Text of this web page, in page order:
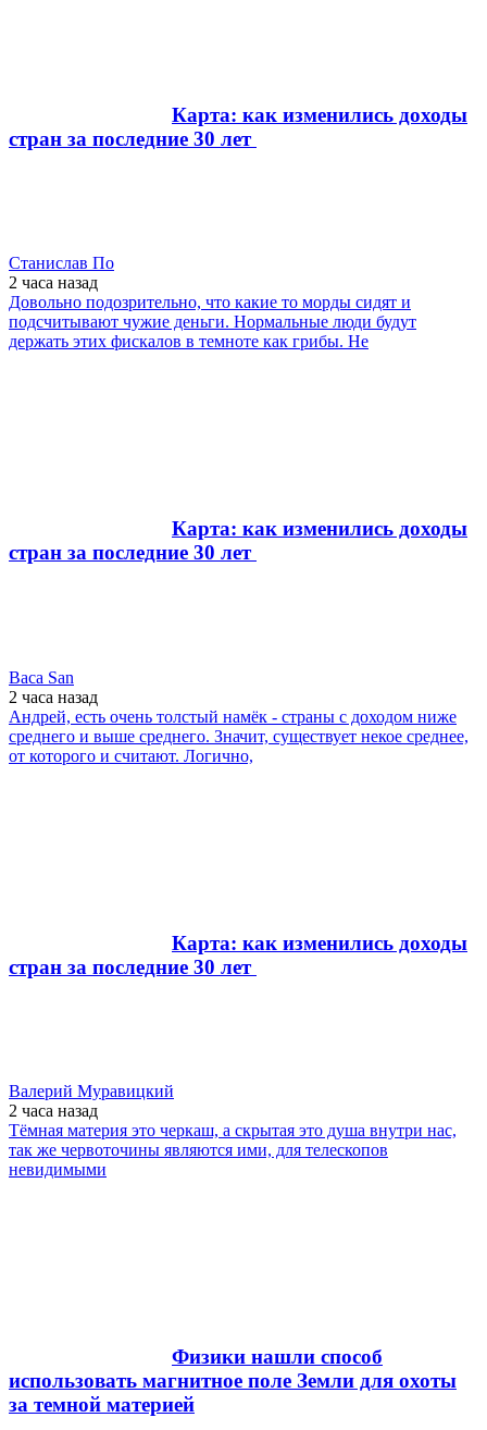
Карта: как изменились доходы
стран за последние 30 лет
Станислав По
2 часа назад
Довольно подозрительно, что какие то морды сидят и
подсчитывают чужие деньги. Нормальные люди будут
держать этих фискалов в темноте как грибы. Не
Карта: как изменились доходы
стран за последние 30 лет
Baca San
2 часа назад
Андрей, есть очень толстый намёк - страны с доходом ниже
среднего и выше среднего. Значит, существует некое среднее,
от которого и считают. Логично,
Карта: как изменились доходы
стран за последние 30 лет
Валерий Муравицкий
2 часа назад
Тёмная материя это черкаш, а скрытая это душа внутри нас,
так же червоточины являются ими, для телескопов
невидимыми
Физики нашли способ
использовать магнитное поле Земли для охоты
за темной материей